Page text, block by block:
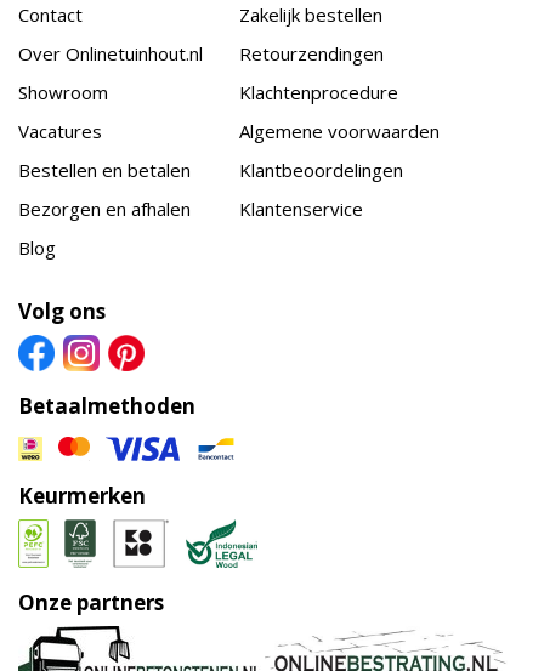
Contact
Over Onlinetuinhout.nl
Showroom
Vacatures
Bestellen en betalen
Bezorgen en afhalen
Blog
Zakelijk bestellen
Retourzendingen
Klachtenprocedure
Algemene voorwaarden
Klantbeoordelingen
Klantenservice
Volg ons
Betaalmethoden
Keurmerken
Onze partners